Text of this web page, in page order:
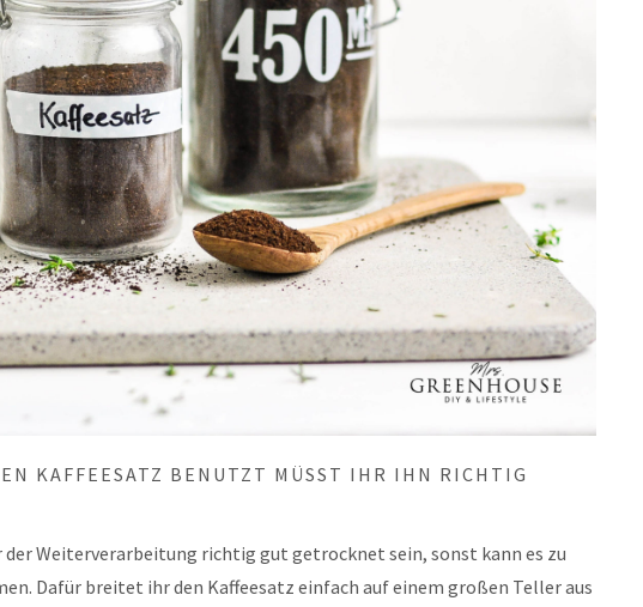
KAFFEESATZ BENUTZT MÜSST IHR IHN RICHTIG
der Weiterverarbeitung richtig gut getrocknet sein, sonst kann es zu
Dafür breitet ihr den Kaffeesatz einfach auf einem großen Teller aus